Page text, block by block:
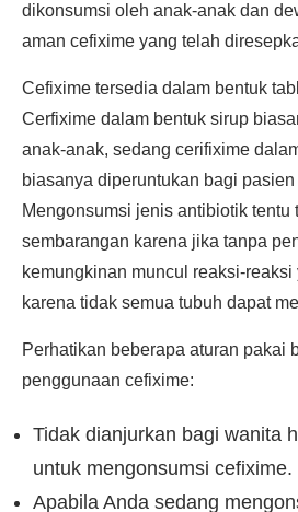
dikonsumsi oleh anak-anak dan
aman cefixime yang telah
Cefixime tersedia dalam bentuk
Cerfixime dalam bentuk sirup
anak-anak, sedang cerifixime
biasanya diperuntukan bagi
Mengonsumsi jenis antibiotik tentu
sembarangan karena jika tanpa
kemungkinan muncul reaksi-
karena tidak semua tubuh dapat
Perhatikan beberapa aturan pakai
penggunaan cefixime:
Tidak dianjurkan bagi wanita
untuk mengonsumsi cefixime.
Apabila Anda sedang